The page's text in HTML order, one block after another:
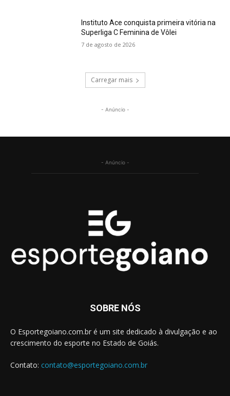
Instituto Ace conquista primeira vitória na
Superliga C Feminina de Vôlei
7 de agosto de 2026
Carregar mais
- Anúncio -
- Anúncio -
SOBRE NÓS
O Esportegoiano.com.br é um site dedicado à divulgação e ao
crescimento do esporte no Estado de Goiás.
Contato: contato@esportegoiano.com.br